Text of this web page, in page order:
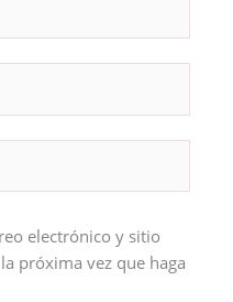
electrónico y sitio
próxima vez que haga